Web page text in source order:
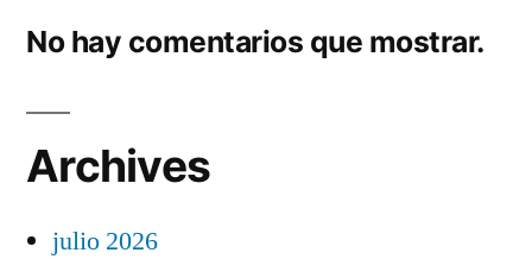
No hay comentarios que mostrar.
Archives
julio 2026